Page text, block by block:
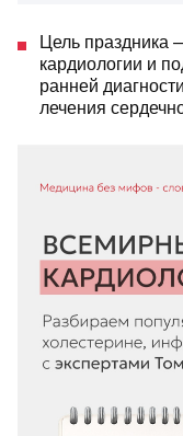
Цель праздника
кардиологии и
ранней
лечения